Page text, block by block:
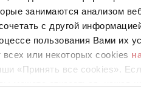
занимаются анализом
с другой
пользования Вами их
или некоторых cookies
«Принять все cookies».
можете отказаться, нажав
woodland near Kyiv, stands
an almost brutalist aesthetic.
are destined to grow even